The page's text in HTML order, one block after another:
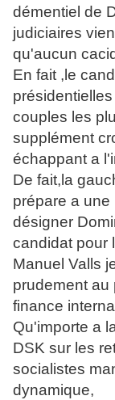
démentiel de
judiciaires
qu'aucun
En fait ,le
couples les
supplément
échappant a
De fait,la
prépare a une
désigner
candidat pour
Manuel Valls
prudement au
finance
Qu'importe a
DSK sur les
socialistes
dynamique,